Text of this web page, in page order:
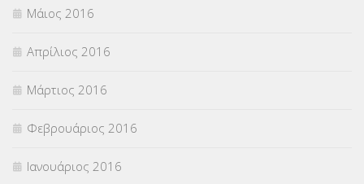
Μάιος 2016
Απρίλιος 2016
Μάρτιος 2016
Φεβρουάριος 2016
Ιανουάριος 2016